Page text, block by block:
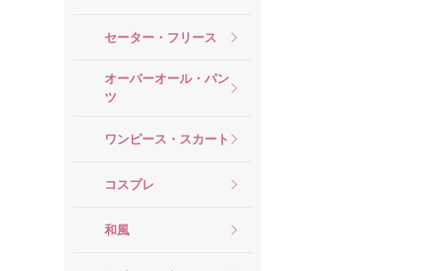
セーター・フリース
オーバーオール・パン
ツ
ワンピース・スカート
コスプレ
和風